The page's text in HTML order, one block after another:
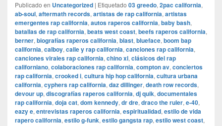
Publicado en Uncategorized | Etiquetado 03 greedo, 2pac california,
ab-soul, aftermath records, artistas de rap california, artistas
emergentes rap california, autos raperos california, baby bash,
batallas de rap california, beats west coast, beefs raperos california,
berner, biografías raperos california, blast, blueface, boom bap
california, calboy, calle y rap california, canciones rap california,
canciones virales rap california, chino xl, clásicos del rap
californiano, colaboraciones rap california, compton av, conciertos
rap california, crooked i, cultura hip hop california, cultura urbana
california, cyphers rap california, daz dillinger, death row records,
devour up, discografías raperos california, dj quik, documentales
rap california, doja cat, dom kennedy, dr dre, draco the ruler, e-40,
eazy e, entrevistas raperos california, espiritualidad, estilo de vida
rapero california, estilo g-funk, estilo gangsta rap, estilo west coast,